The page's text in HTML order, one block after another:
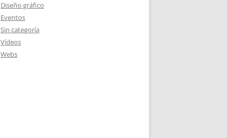
Diseño gráfico
Eventos
Sin categoría
Vídeos
Webs